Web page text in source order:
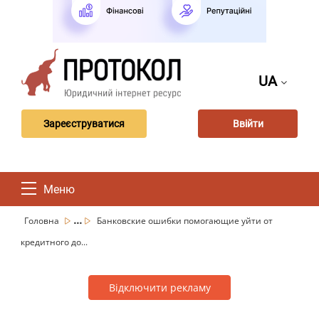
UA
Зареєструватися Ввійти
Меню
Головна ...
Банковские ошибки помогающие уйти от
кредитного до...
Відключити рекламу